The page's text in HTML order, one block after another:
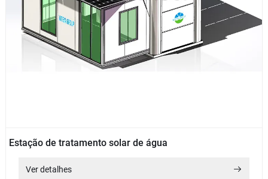
Estação de tratamento solar de água
Ver detalhes